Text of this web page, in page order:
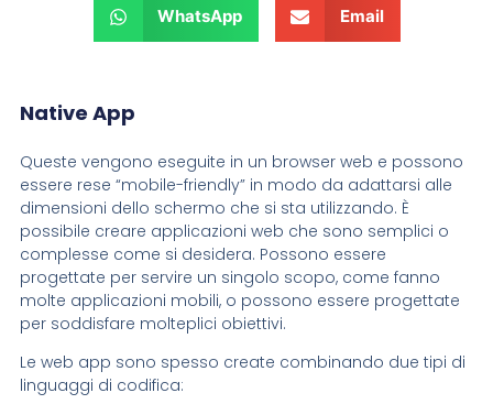
WhatsApp Email
Native App
Queste vengono eseguite in un browser web e possono
essere rese “mobile-friendly” in modo da adattarsi alle
dimensioni dello schermo che si sta utilizzando. È
possibile creare applicazioni web che sono semplici o
complesse come si desidera. Possono essere
progettate per servire un singolo scopo, come fanno
molte applicazioni mobili, o possono essere progettate
per soddisfare molteplici obiettivi.
Le web app sono spesso create combinando due tipi di
linguaggi di codifica: